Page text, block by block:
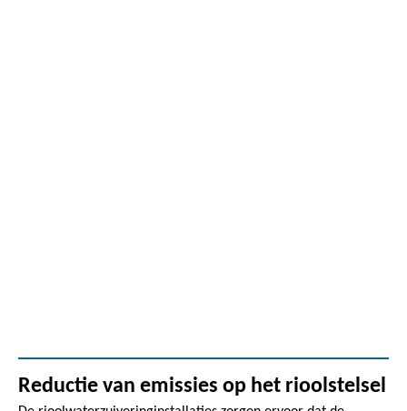
Reductie van emissies op het rioolstelsel